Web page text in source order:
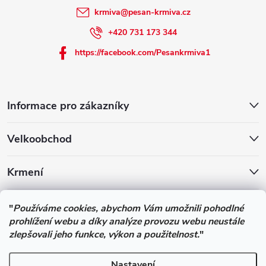
"Používáme cookies, abychom Vám umožnili pohodlné
prohlížení webu a díky analýze provozu webu neustále
zlepšovali jeho funkce, výkon a použitelnost."
Informace pro zákazníky
Velkoobchod
Krmení
krmiva@pesan-krmiva.cz
+420 731 173 344
https://facebook.com/Pesankrmiva1
Podle zákona o evidenci tržeb je prodávající povinen vystavit
kupujícímu účtenku. Zároveň je povinen zaevidovat přijatou tržbu u
správce daně online; v případě technického výpadku pak nejpozději
do 48 hodin.